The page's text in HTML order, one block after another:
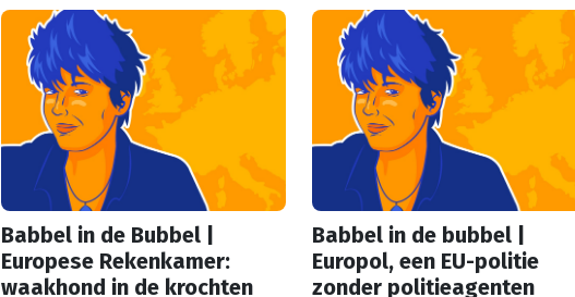
Babbel in de Bubbel |
Europese Rekenkamer:
waakhond in de krochten
Babbel in de bubbel |
Europol, een EU-politie
zonder politieagenten